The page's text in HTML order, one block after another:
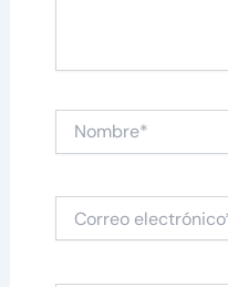
Nombre*
electrónico*